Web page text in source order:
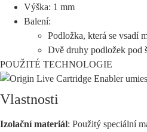
Výška: 1 mm
Balení:
Podložka, která se vsadí
Dvě druhy podložek pod
POUŽITÉ TECHNOLOGIE
Vlastnosti
Izolační materiál: Použitý speciální